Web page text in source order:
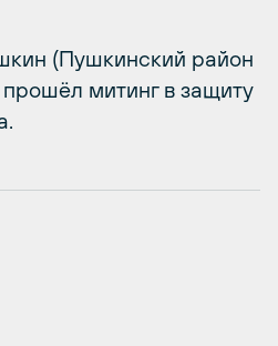
(Пушкинский район
митинг в защиту